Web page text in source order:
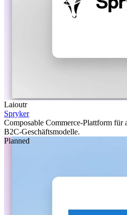
Laioutr
Spryker
Composable Commerce-Plattform für
B2C-Geschäftsmodelle.
Planned